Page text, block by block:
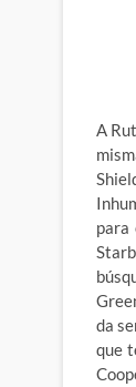
A
para
da
que